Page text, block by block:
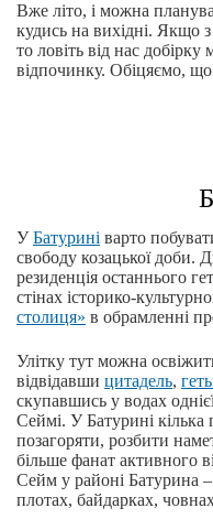
Вже літо, і можна
кудись на вихідні. Якщо
то ловіть від нас добірку
відпочинку. Обіцяємо,
УБатурині варто
свободу козацької доби.
резиденція останнього
стінах історико-
столиця» в обрамленні
Улітку тут можна
відвідавши цитадель,
скупавшись у водах
Сеймі. У Батурині
позагоряти, розбити
більше фанат активного
Сейм у районі Батурина ‒
плотах, байдарках,